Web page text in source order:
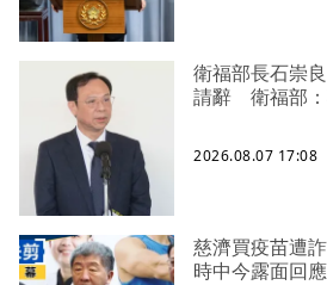
衛福部長石崇
請辭 衛福部
2026.08.07 17:08
慈濟買疫苗遭
時中今露面回應